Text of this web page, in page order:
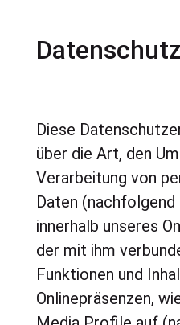
Diese
über die Art, den
Verarbeitung von
Daten (nachfolgend
innerhalb unseres
der mit ihm
Funktionen und
Onlinepräsenzen,